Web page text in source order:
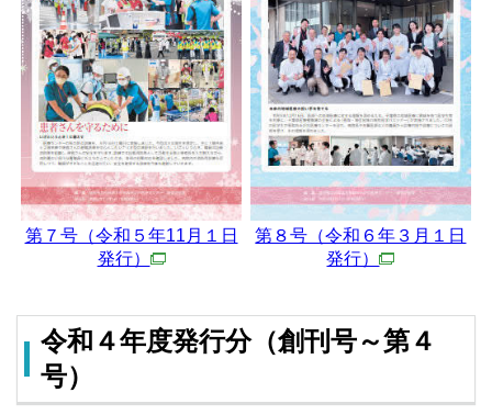
第７号（令和５年11月１日
発行）
第８号（令和６年３月１日
発行）
令和４年度発行分（創刊号～第４
号）